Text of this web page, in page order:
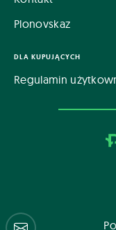
Plonovskaz
DLA KUPUJĄCYCH
Regulamin